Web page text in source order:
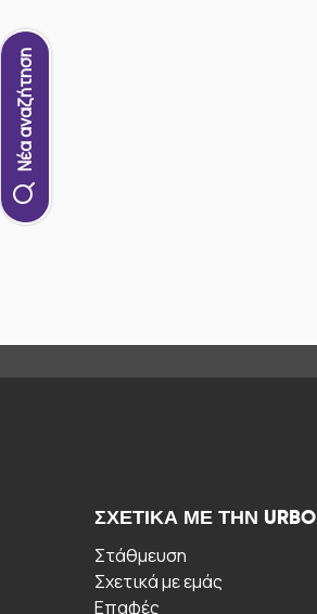
Νέα αναζήτηση
ΣΧΕΤΙΚΆ ΜΕ ΤΗΝ URBO
Στάθμευση
Σχετικά με εμάς
Επαφές